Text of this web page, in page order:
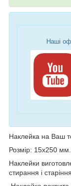
Наші
Наклейка на Ваш
Розмір: 15х250 мм.
Наклейки
стирання і